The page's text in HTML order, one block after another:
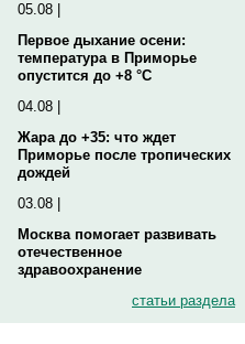
05.08 |
Первое дыхание осени:
температура в Приморье
опустится до +8 °C
04.08 |
Жара до +35: что ждет
Приморье после тропических
дождей
03.08 |
Москва помогает развивать
отечественное
здравоохранение
статьи раздела